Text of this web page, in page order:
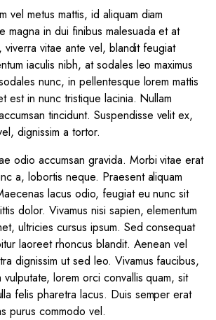
vel metus mattis, id aliquam diam
magna in dui finibus malesuada et at
vitae ante vel, blandit feugiat
iaculis nibh, at sodales leo maximus
nunc, in pellentesque lorem mattis
est in nunc tristique lacinia. Nullam
tincidunt. Suspendisse velit ex,
dignissim a tortor.
odio accumsan gravida. Morbi vitae erat
a, lobortis neque. Praesent aliquam
lacus odio, feugiat eu nunc sit
dolor. Vivamus nisi sapien, elementum
ultricies cursus ipsum. Sed consequat
laoreet rhoncus blandit. Aenean vel
dignissim ut sed leo. Vivamus faucibus,
vulputate, lorem orci convallis quam, sit
felis pharetra lacus. Duis semper erat
purus commodo vel.